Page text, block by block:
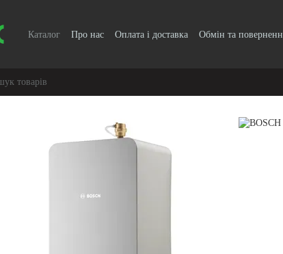
Каталог Про нас Оплата і доставка Обмін та